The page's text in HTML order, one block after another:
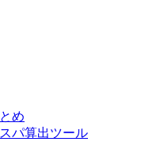
め
パ算出ツール